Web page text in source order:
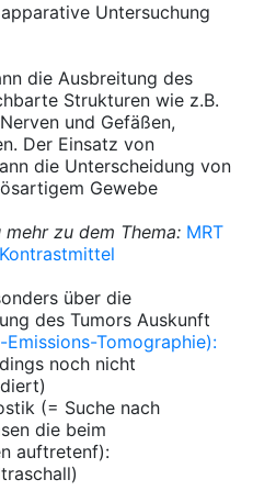
Untersuchung
die Ausbreitung des
Strukturen wie z.B.
und Gefäßen,
Der Einsatz von
die Unterscheidung von
Gewebe
mehr zu dem Thema: MRT
über die
des Tumors Auskunft
Emissions-Tomographie):
noch nicht
(= Suche nach
die beim
auftretenf):